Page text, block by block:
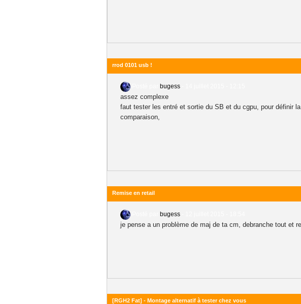
rrod 0101 usb !
bugess
assez complexe
faut tester les entré et sortie du SB et du cgpu, pour définir
comparaison,
Remise en retail
bugess
je pense a un problème de maj de ta cm, debranche tout et
[RGH2 Fat] - Montage alternatif à tester chez vous